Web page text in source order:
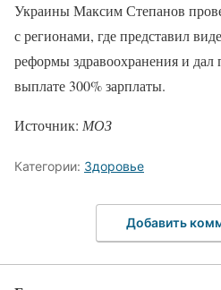
Украины Максим Степанов
с регионами, где представил
реформы здравоохранения и дал
выплате 300% зарплаты.
Источник: МОЗ
Категории: Здоровье
Добавить